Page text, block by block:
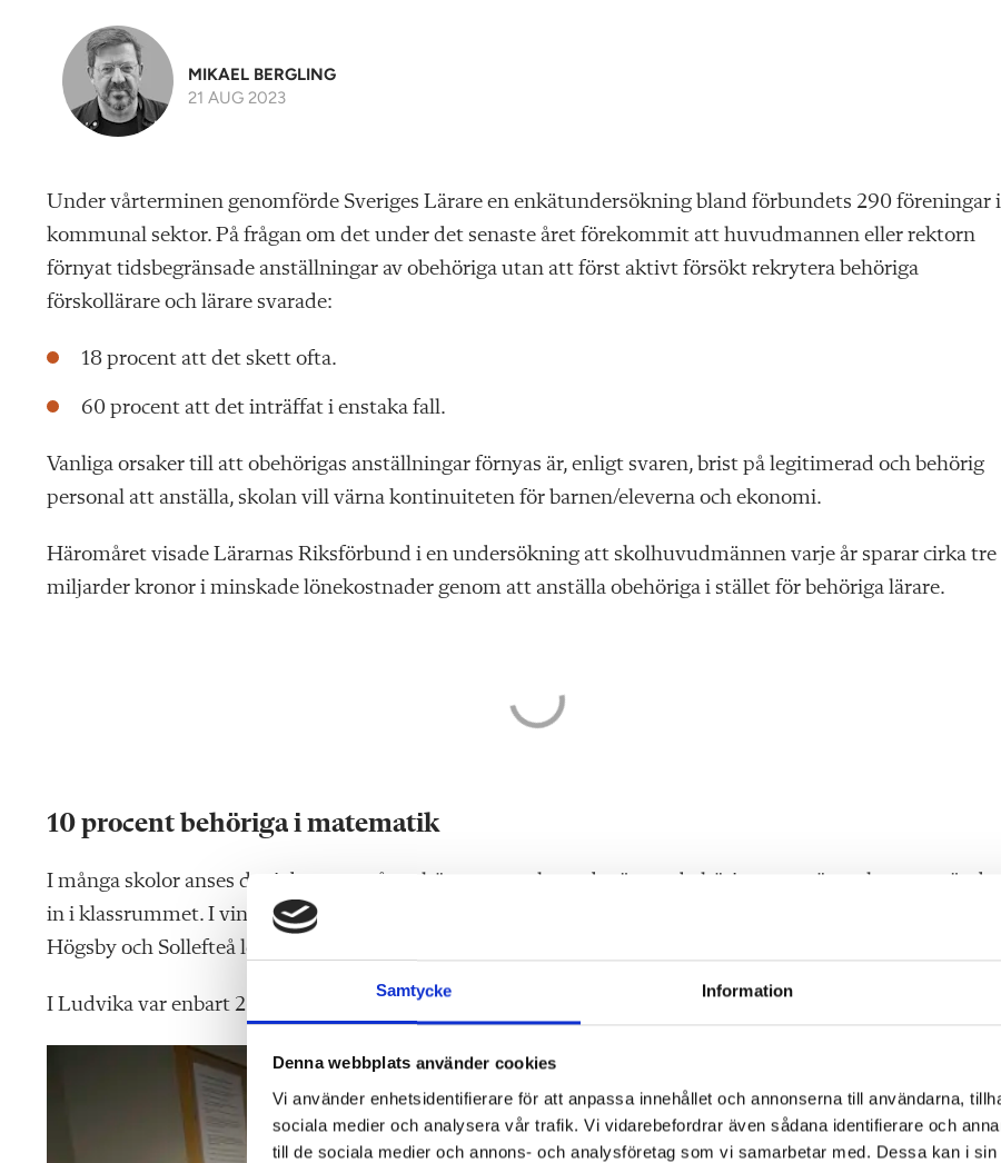
Samtycke Information
Denna webbplats använder cookies
Vi använder enhetsidentifierare för att anpassa innehållet och annonserna till användarna,
sociala medier och analysera vår trafik. Vi vidarebefordrar även sådana identifierare och
till de sociala medier och annons- och analysföretag som vi samarbetar med. Dessa kan i
MIKAEL BERGLING
21 AUG 2023
Under vårterminen genomförde Sveriges Lärare en enkätundersökning bland förbundets 290 föreningar i
kommunal sektor. På frågan om det under det senaste året förekommit att huvudmannen eller rektorn
förnyat tidsbegränsade anställningar av obehöriga utan att först aktivt försökt rekrytera behöriga
förskollärare och lärare svarade:
18 procent att det skett ofta.
60 procent att det inträffat i enstaka fall.
Vanliga orsaker till att obehörigas anställningar förnyas är, enligt svaren, brist på legitimerad och behörig
personal att anställa, skolan vill värna kontinuiteten för barnen/eleverna och ekonomi.
Häromåret visade Lärarnas Riksförbund i en undersökning att skolhuvudmännen varje år sparar cirka tre
miljarder kronor i minskade lönekostnader genom att anställa obehöriga i stället för behöriga lärare.
10 procent behöriga i matematik
I många skolor anses det i dag som något högst normalt att det är en obehörig som möter eleverna när de
in i klassrummet. I vintras var till exempel inte ens hälften av grundskollärarna i kommuner som Ragunda,
Högsby och Sollefteå legitimerade och behöriga i minst ett ämne, enligt Skolverkets statistik.
I Ludvika var enbart 26 procent av matematiklärarna behöriga och i Mellerud och Vårgårda cirka 10